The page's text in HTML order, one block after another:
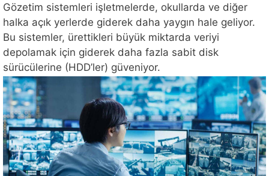
Gözetim sistemleri işletmelerde, okullarda ve diğer
halka açık yerlerde giderek daha yaygın hale geliyor.
Bu sistemler, ürettikleri büyük miktarda veriyi
depolamak için giderek daha fazla sabit disk
sürücülerine (HDD’ler) güveniyor.